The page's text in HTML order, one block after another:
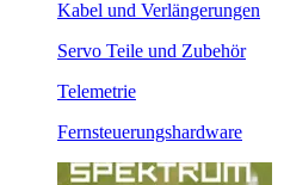
Kabel und Verlängerungen
Servo Teile und Zubehör
Telemetrie
Fernsteuerungshardware